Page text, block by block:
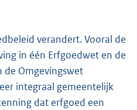
verandert. Vooral de
in één Erfgoedwet en de
de Omgevingswet
integraal gemeentelijk
dat erfgoed een